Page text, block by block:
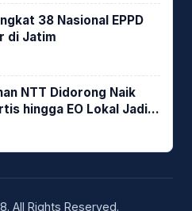
38 Nasional EPPD
di Jatim
NTT Didorong Naik
hingga EO Lokal Jadi
All Rights Reserved.